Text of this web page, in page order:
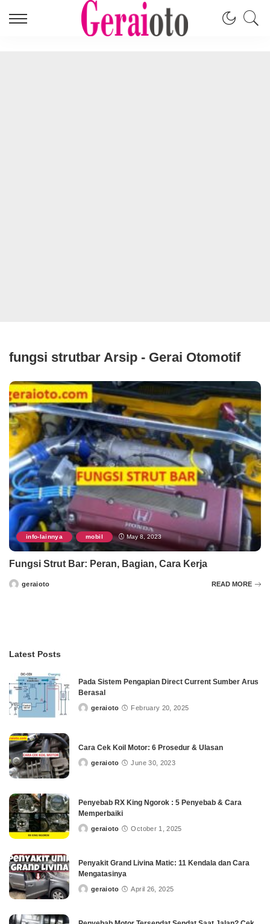
fungsi strutbar Arsip - Gerai Otomotif
info-lainnya , mobil May 8, 2023
Fungsi Strut Bar: Peran, Bagian, Cara Kerja
Postedgeraioto READ MORE
Latest Posts
Pada Sistem Pengapian Direct Current Sumber Arus
Berasal
Postedgeraioto February 20, 2025
Cara Cek Koil Motor: 6 Prosedur & Ulasan
Postedgeraioto June 30, 2023
Penyebab RX King Ngorok : 5 Penyebab & Cara
Memperbaiki
Postedgeraioto October 1, 2025
Penyakit Grand Livina Matic: 11 Kendala dan Cara
Mengatasinya
Postedgeraioto April 26, 2025